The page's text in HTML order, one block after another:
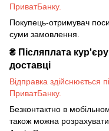
ПриватБанку.
Покупець-отримувач
суми замовлення.
₴ Післяплата
доставці
Відправка здійснюється
ПриватБанку.
Безконтактно в
також можна